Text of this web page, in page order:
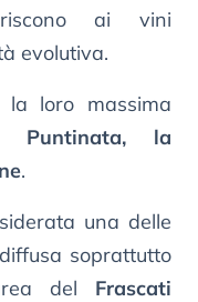
ai vini
evolutiva.
la loro massima
Puntinata, la
.
una delle
soprattutto
del Frascati